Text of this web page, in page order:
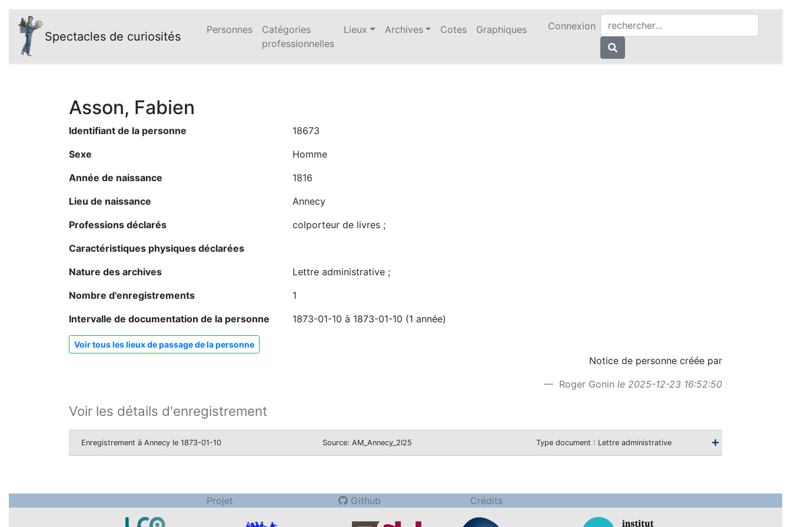
Spectacles de curiosités Personnes
Catégories
professionnelles
Lieux Archives Cotes Graphiques Connexion
Asson, Fabien
Identifiant de la personne
18673
Sexe
Homme
Année de naissance
1816
Lieu de naissance
Annecy
Professions déclarés
colporteur de livres ;
Caractéristiques physiques déclarées
Nature des archives
Lettre administrative ;
Nombre d'enregistrements
1
Intervalle de documentation de la personne
1873-01-10 à 1873-01-10 (1 année)
Voir tous les lieux de passage de la personne
Notice de personne créée par
Roger Gonin le 2025-12-23 16:52:50
Voir les détails d'enregistrement
Enregistrement à Annecy le 1873-01-10 Source: AM_Annecy_2I25 Type document : Lettre administrative
Projet Github Crédits